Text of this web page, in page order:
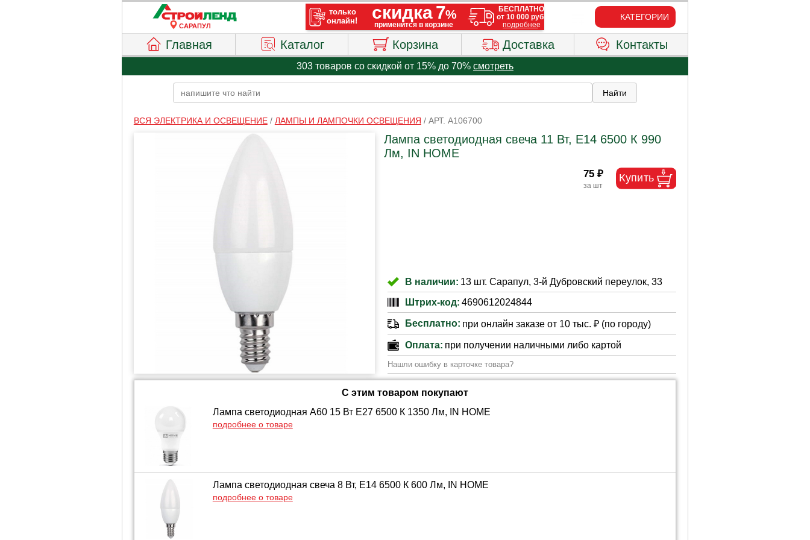
САРАПУЛ
КАТЕГОРИИ
Главная Каталог Корзина Доставка Контакты
303 товаров со скидкой от 15% до 70% смотреть
ВСЯ ЭЛЕКТРИКА И ОСВЕЩЕНИЕ/ ЛАМПЫ И ЛАМПОЧКИ ОСВЕЩЕНИЯ / АРТ. A106700
Лампа светодиодная свеча 11 Вт, Е14 6500 К 990
Лм, IN HOME
75 ₽
В наличии: 13 шт. Сарапул, 3-й Дубровский переулок, 33
Штрих-код: 4690612024844
Бесплатно: при онлайн заказе от 10 тыс. ₽ (по городу)
Оплата: при получении наличными либо картой
Нашли ошибку в карточке товара?
С этим товаром покупают
Лампа светодиодная A60 15 Вт Е27 6500 К 1350 Лм, IN HOME
подробнее о товаре
Лампа светодиодная свеча 8 Вт, Е14 6500 К 600 Лм, IN HOME
подробнее о товаре